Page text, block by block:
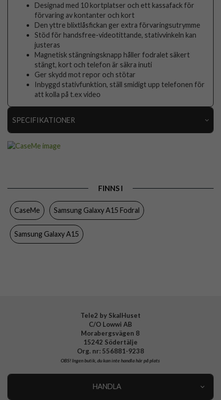
Designad med 10 kortplatser och ett kassafack för
förvaring av kontanter och kort
Den yttre blixtlåsfickan ger extra förvaringsutrymme
Stöd för handsfree-videotittande, stativvinkeln kan
justeras
Magnetisk stängningsknapp håller fodralet säkert
stängt, kort och telefon är säkra inuti
Ger skydd mot repor och stötar
Inbyggd stativfunktion, ställ smidigt upp telefonen för
att kolla på t.ex video
SPECIFIKATIONER
Dragkedja, Handrem, Kortfack, Stativfunktion
Färg
Varumärke
FINNS I
CaseMe Samsung Galaxy A15 Fodral
Samsung Galaxy A15
Tele2 by SkalHuset
C/O Lowwi AB
Morabergsvägen 8
15242 Södertälje
Org. nr: 556881-9238
OBS!Ingen butik, du kan inte handla här på plats
HANDLA